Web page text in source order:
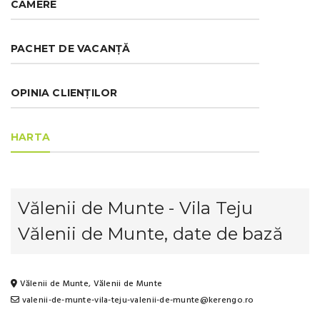
CAMERE
PACHET DE VACANȚĂ
OPINIA CLIENȚILOR
HARTA
Vălenii de Munte - Vila Teju
Vălenii de Munte, date de bază
Vălenii de Munte, Vălenii de Munte
valenii-de-munte-vila-teju-valenii-de-munte@kerengo.ro